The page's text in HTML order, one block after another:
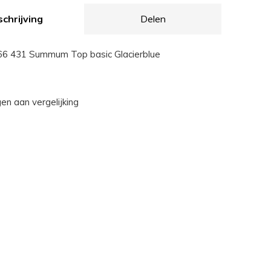
Delen
431 Summum Top basic Glacierblue
aan vergelijking